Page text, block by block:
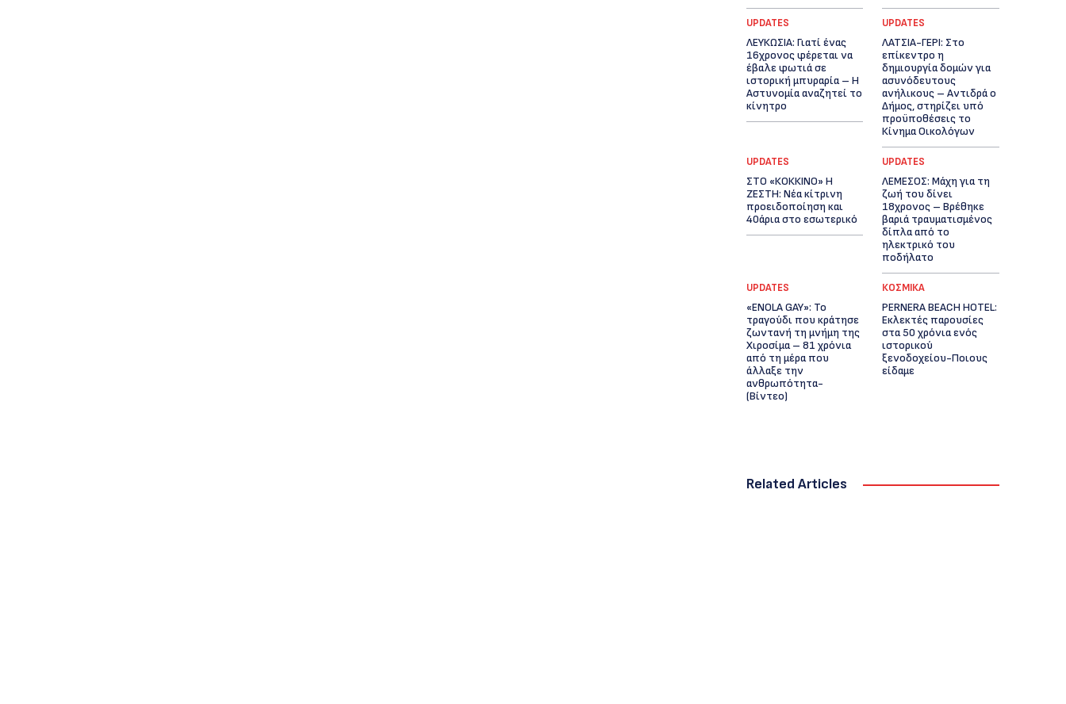
UPDATES
ΛΕΥΚΩΣΙΑ: Γιατί ένας
16χρονος φέρεται να
έβαλε φωτιά σε
ιστορική μπυραρία – Η
Αστυνομία αναζητεί το
κίνητρο
UPDATES
ΛΑΤΣΙΑ-ΓΕΡΙ: Στο
επίκεντρο η
δημιουργία δομών για
ασυνόδευτους
ανήλικους – Αντιδρά ο
Δήμος, στηρίζει υπό
προϋποθέσεις το
Κίνημα Οικολόγων
UPDATES
ΣΤΟ «ΚΟΚΚΙΝΟ» Η
ΖΕΣΤΗ: Νέα κίτρινη
προειδοποίηση και
40άρια στο εσωτερικό
UPDATES
ΛΕΜΕΣΟΣ: Μάχη για τη
ζωή του δίνει
18χρονος – Βρέθηκε
βαριά τραυματισμένος
δίπλα από το
ηλεκτρικό του
ποδήλατο
UPDATES
«ENOLA GAY»: Το
τραγούδι που κράτησε
ζωντανή τη μνήμη της
Χιροσίμα – 81 χρόνια
από τη μέρα που
άλλαξε την
ανθρωπότητα-
(Bίντεο)
ΚΟΣΜΙΚΑ
PERNERA BEACH HOTEL:
Εκλεκτές παρουσίες
στα 50 χρόνια ενός
ιστορικού
ξενοδοχείου-Ποιους
είδαμε
Related Articles